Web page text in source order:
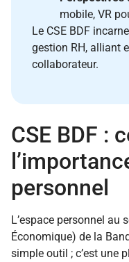
mobile, VR
Le CSE BDF
gestion RH, alliant
collaborateur.
CSE BDF :
personnel
L’espace personnel au
Économique) de la
simple outil ; c’est une